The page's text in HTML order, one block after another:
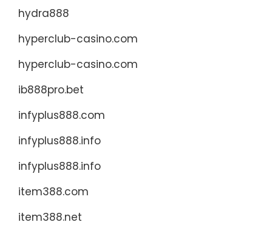
hydra888
hyperclub-casino.com
hyperclub-casino.com
ib888pro.bet
infyplus888.com
infyplus888.info
infyplus888.info
item388.com
item388.net